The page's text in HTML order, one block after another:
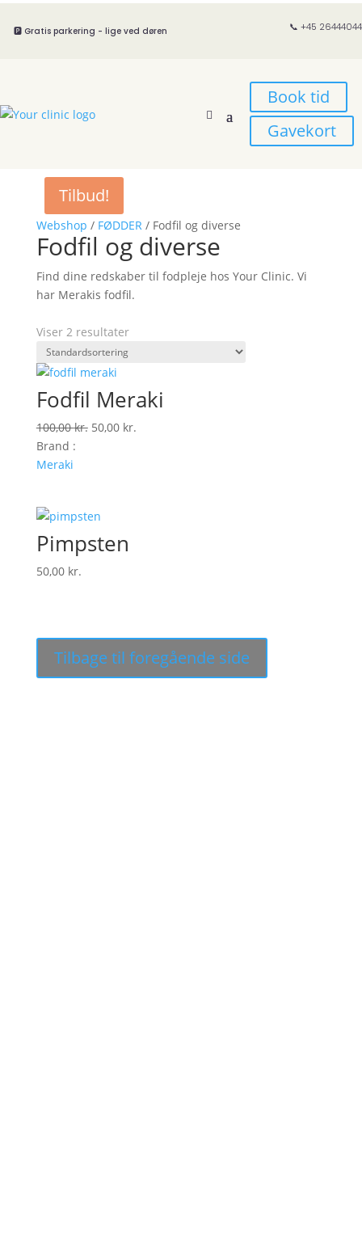
🅿️ Gratis parkering - lige ved døren 📞 +45 26444044
Book tid
Gavekort
Webshop / FØDDER/ Fodfil og diverse
Fodfil og diverse
Find dine redskaber til fodpleje hos Your Clinic. Vi
har Merakis fodfil.
Viser 2 resultater
Tilbud!
Fodfil Meraki
100,00kr. Den
50,00 kr.Den
Brand :
Meraki
Pimpsten
50,00 kr.